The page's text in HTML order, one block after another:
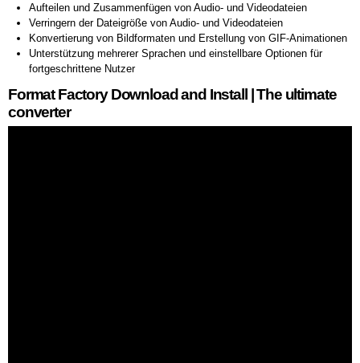
Aufteilen und Zusammenfügen von Audio- und Videodateien
Verringern der Dateigröße von Audio- und Videodateien
Konvertierung von Bildformaten und Erstellung von GIF-Animationen
Unterstützung mehrerer Sprachen und einstellbare Optionen für
fortgeschrittene Nutzer
Format Factory Download and Install | The ultimate
converter